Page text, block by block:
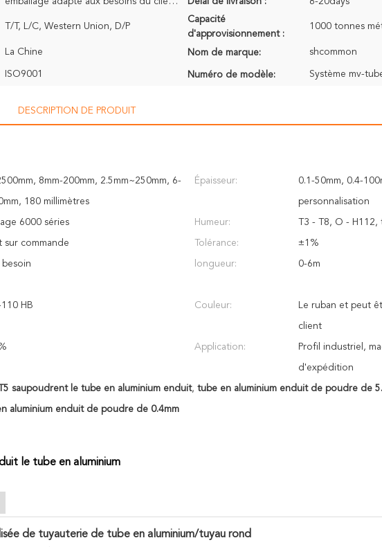
T/T, L/C, Western Union, D/P
Capacité
d'approvisionnement :
La Chine Nom de marque: shcommon
ISO9001 Numéro de modèle: Système mv-
DESCRIPTION DE PRODUIT
8mm-200mm, 2.5mm~250mm, 6-
180 millimètres
Épaisseur: 0.1-50mm, 0.4-
personnalisation
6000 séries Humeur: T3 - T8, O - H112,
sur commande Tolérance: ±1%
longueur: 0-6m
HB Couleur: Le ruban et peut
client
Application: Profil industriel,
d'expédition
saupoudrent le tube en aluminium enduit, tube en aluminium enduit de poudre de
aluminium enduit de poudre de 0.4mm
le tube en aluminium
de tuyauterie de tube en aluminium/tuyau rond